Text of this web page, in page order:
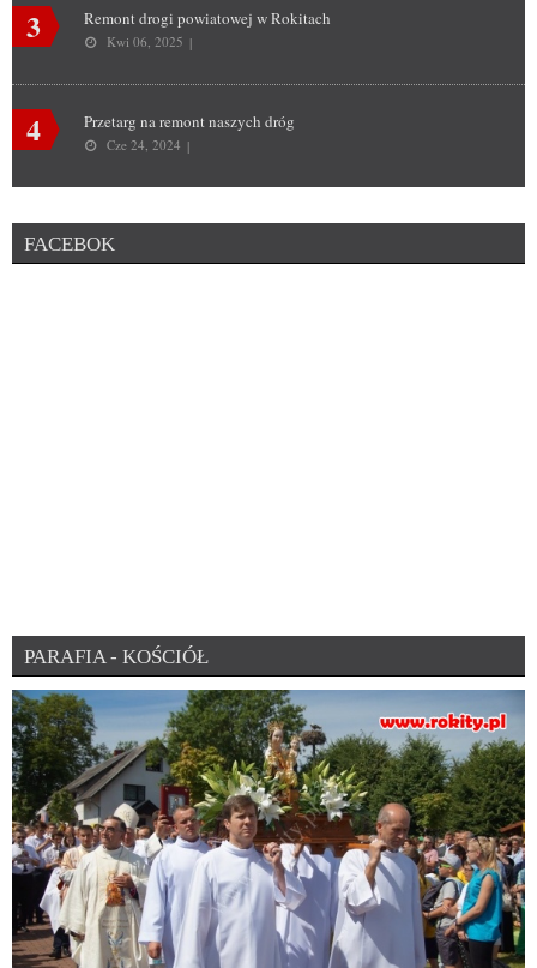
3 Remont drogi powiatowej w Rokitach
Kwi 06, 2025
4 Przetarg na remont naszych dróg
Cze 24, 2024
FACEBOK
PARAFIA - KOŚCIÓŁ